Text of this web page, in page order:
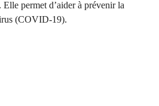
permet d’aider à prévenir la
(COVID-19).